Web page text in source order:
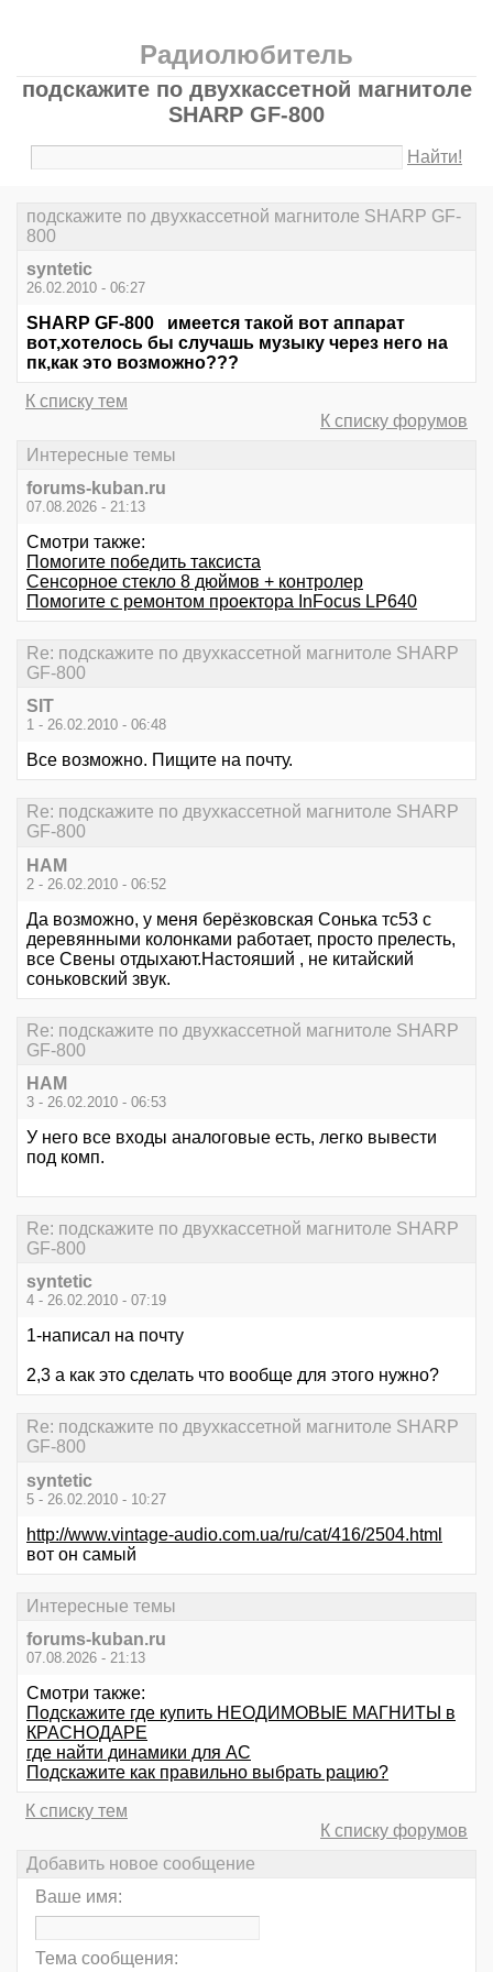
Радиолюбитель
подскажите по двухкассетной магнитоле
SHARP GF-800
Найти!
подскажите по двухкассетной магнитоле SHARP GF-
800
syntetic
26.02.2010 - 06:27
SHARP GF-800 имеется такой вот аппарат
вот,хотелось бы случашь музыку через него на
пк,как это возможно???
К списку тем
К списку форумов
Интересные темы
forums-kuban.ru
07.08.2026 - 21:13
Смотри также:
Помогите победить таксиста
Сенсорное стекло 8 дюймов + контролер
Помогите с ремонтом проектора InFocus LP640
Re: подскажите по двухкассетной магнитоле SHARP
GF-800
SIT
1 - 26.02.2010 - 06:48
Все возможно. Пищите на почту.
Re: подскажите по двухкассетной магнитоле SHARP
GF-800
HAM
2 - 26.02.2010 - 06:52
Да возможно, у меня берёзковская Сонька тс53 с
деревянными колонками работает, просто прелесть,
все Свены отдыхают.Настояший , не китайский
соньковский звук.
Re: подскажите по двухкассетной магнитоле SHARP
GF-800
HAM
3 - 26.02.2010 - 06:53
У него все входы аналоговые есть, легко вывести
под комп.
Re: подскажите по двухкассетной магнитоле SHARP
GF-800
syntetic
4 - 26.02.2010 - 07:19
1-написал на почту
2,3 а как это сделать что вообще для этого нужно?
Re: подскажите по двухкассетной магнитоле SHARP
GF-800
syntetic
5 - 26.02.2010 - 10:27
http://www.vintage-audio.com.ua/ru/cat/416/2504.html
вот он самый
Интересные темы
forums-kuban.ru
07.08.2026 - 21:13
Смотри также:
Подскажите где купить НЕОДИМОВЫЕ МАГНИТЫ в
КРАСНОДАРЕ
где найти динамики для АС
Подскажите как правильно выбрать рацию?
К списку тем
К списку форумов
Добавить новое сообщение
Ваше имя:
Тема сообщения: